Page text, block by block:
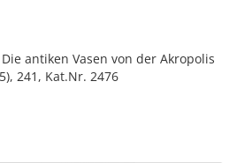
antiken Vasen von der Akropolis
241, Kat.Nr. 2476